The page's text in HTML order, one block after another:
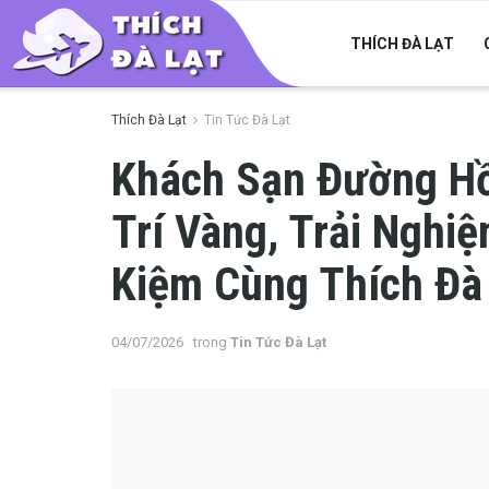
THÍCH ĐÀ LẠT
Thích Đà Lạt Tin Tức Đà Lạt
Khách Sạn Đường
Trí Vàng, Trải
Kiệm Cùng Thích
04/07/2026 trong Tin Tức Đà Lạt